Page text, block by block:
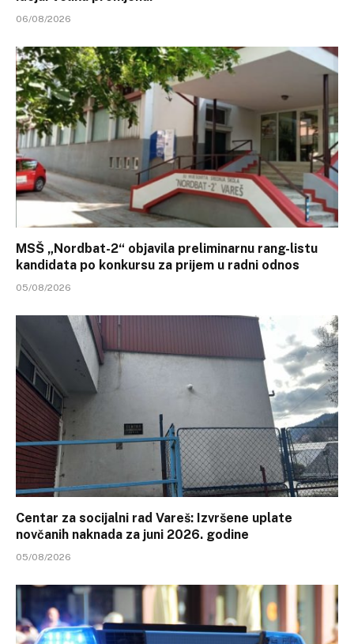
06/08/2026
MSŠ „Nordbat-2“ objavila preliminarnu rang-listu
kandidata po konkursu za prijem u radni odnos
05/08/2026
Centar za socijalni rad Vareš: Izvršene uplate
novčanih naknada za juni 2026. godine
05/08/2026